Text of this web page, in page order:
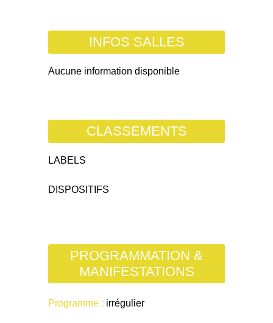
INFOS SALLES
Aucune information disponible
CLASSEMENTS
LABELS
DISPOSITIFS
PROGRAMMATION &
MANIFESTATIONS
Programme : irrégulier